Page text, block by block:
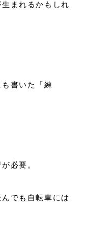
まれるかもしれ
も書いた「練
必要。
でも自転車には